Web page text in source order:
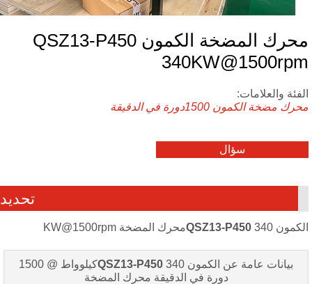
محرك المضخة الكمون QSZ13-P450
والعلامات:
مضخة الكمون 1500دورة في الدقيقة
سؤال
تحديد
QSZ13-P450340محرك المضخة KW@1500rpm
بيانات عامة عن الكمون QSZ13-P450
340كيلوواط @ 1500
دورة في الدقيقة محرك المضخة